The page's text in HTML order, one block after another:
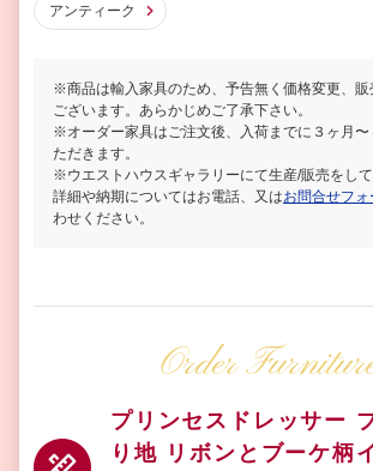
アンティーク
※商品は輸入家具のため、予告無く価格変更、
ございます。あらかじめご了承下さい。
※オーダー家具はご注文後、入荷までに３ヶ月
ただきます。
※ウエストハウスギャラリーにて生産/販売をし
詳細や納期についてはお電話、又はお問合せフォ
わせください。
Order
プリンセスドレッサー
り地 リボンとブーケ柄